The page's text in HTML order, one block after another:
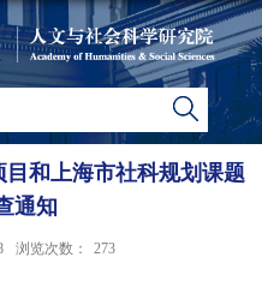
目和上海市社科规划课题
通知
浏览次数： 273